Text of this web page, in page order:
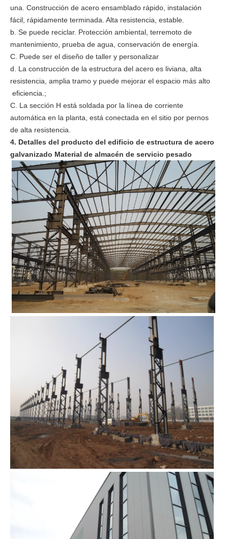
una. Construcción de acero ensamblado rápido, instalación
fácil, rápidamente terminada. Alta resistencia, estable.
b. Se puede reciclar. Protección ambiental, terremoto de
mantenimiento, prueba de agua, conservación de energía.
C. Puede ser el diseño de taller y personalizar
d. La construcción de la estructura del acero es liviana, alta
resistencia, amplia tramo y puede mejorar el espacio más alto
eficiencia.;
C. La sección H está soldada por la línea de corriente
automática en la planta, está conectada en el sitio por pernos
de alta resistencia.
4. Detalles del producto del edificio de estructura de acero
galvanizado Material de almacén de servicio pesado